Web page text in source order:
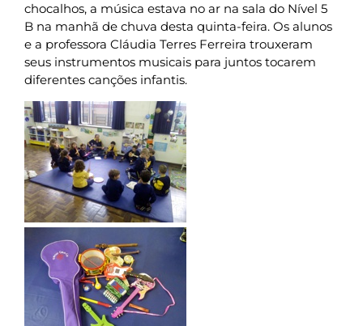
chocalhos, a música estava no ar na sala do Nível 5
B na manhã de chuva desta quinta-feira. Os alunos
e a professora Cláudia Terres Ferreira trouxeram
seus instrumentos musicais para juntos tocarem
diferentes canções infantis.